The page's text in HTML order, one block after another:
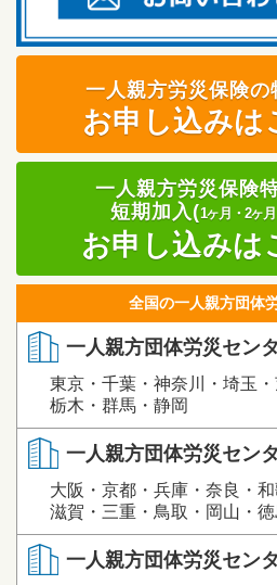
一人親方労災保険の
お申し込みは
一人親方労災保険
短期加入(1ヶ月・2ヶ
お申し込みは
全国の一人親方団体
一人親方団体労災セン
東京・千葉・神奈川・埼玉・
栃木・群馬・静岡
一人親方団体労災セン
大阪・京都・兵庫・奈良・和
滋賀・三重・鳥取・岡山・徳
一人親方団体労災セン